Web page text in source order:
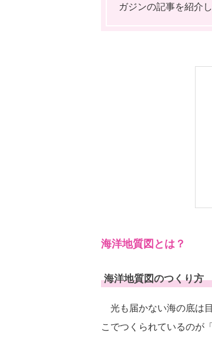
ガジンの記事を紹介し
海洋地質図とは？
海洋地質図のつくり方
光も届かない海の底は
こでつくられているのが